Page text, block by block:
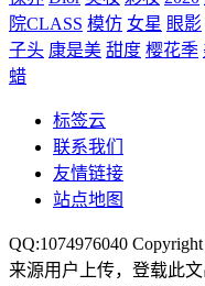
院CLASS 模仿 女星 眼影
子头 康是美 甜度 樱花季
蜡
标签云
联系我们
友情链接
站点地图
QQ:1074976040
来源用户上传，登载此